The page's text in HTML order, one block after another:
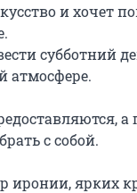
и хочет
субботний
атмосфере.
а
с собой.
иронии, ярких